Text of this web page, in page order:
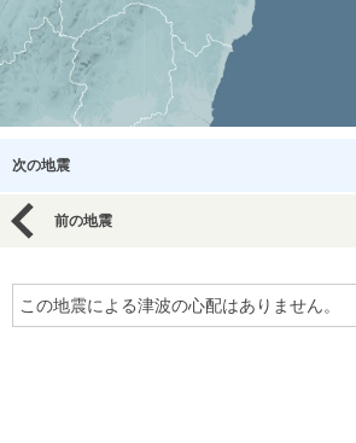
次の地震
前の地震
この地震による津波の心配はありません。